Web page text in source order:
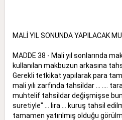
MALİ YIL SONUNDA YAPILACAK
MADDE 38 - Mali yıl sonlarında
kullanılan makbuzun arkasına
Gerekli tetkikat yapılarak para
mali yılı zarfında tahsildar ... ....
muhtelif tahsildar değişmişse
suretiyle" ... lira ... kuruş tahsil
tamamen yatırılmış olduğu